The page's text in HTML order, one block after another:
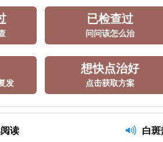
已检查过
问问该怎么治
发
想快点治好
点击获取方案
读 白斑